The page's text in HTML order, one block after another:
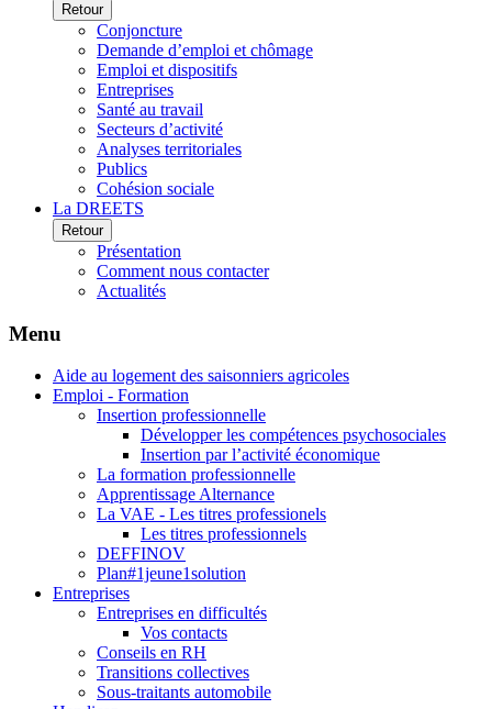
Retour
Conjoncture
Demande d’emploi et chômage
Emploi et dispositifs
Entreprises
Santé au travail
Secteurs d’activité
Analyses territoriales
Publics
Cohésion sociale
La DREETS
Retour
Présentation
Comment nous contacter
Actualités
Menu
Aide au logement des saisonniers agricoles
Emploi - Formation
Insertion professionnelle
Développer les compétences psychosociales
Insertion par l’activité économique
La formation professionnelle
Apprentissage Alternance
La VAE - Les titres professionels
Les titres professionnels
DEFFINOV
Plan#1jeune1solution
Entreprises
Entreprises en difficultés
Vos contacts
Conseils en RH
Transitions collectives
Sous-traitants automobile